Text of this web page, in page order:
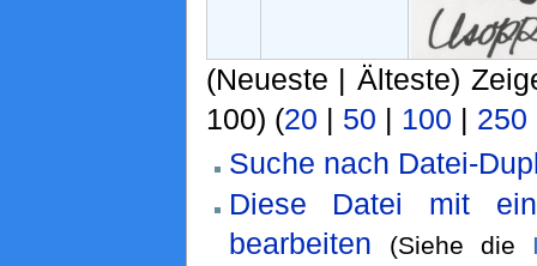
(Neueste | Älteste)
100) (20 | 50 | 100 | 250
Suche nach Datei-
Diese Datei mit
bearbeiten
(Siehe die